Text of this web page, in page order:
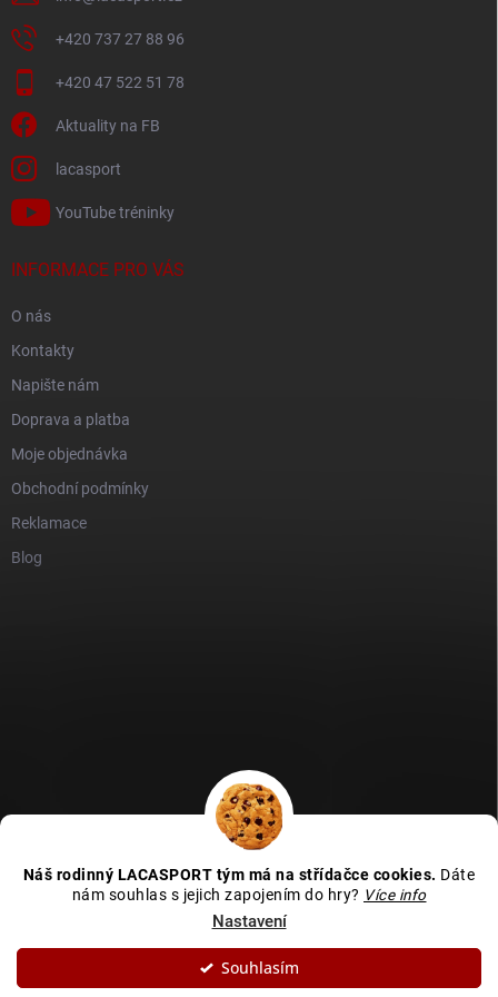
Náš rodinný LACASPORT tým má na střídačce cookies. Dáte
nám souhlas s jejich zapojením do hry? Více info
Nastavení
Souhlasím
+420 737 27 88 96
+420 47 522 51 78
Aktuality na FB
lacasport
YouTube tréninky
INFORMACE PRO VÁS
O nás
Kontakty
Napište nám
Doprava a platba
Moje objednávka
Obchodní podmínky
Reklamace
Blog
Zboží recenze
Kamenná prodejna - MAPA
. Všechna práva vyhrazena.
cookies